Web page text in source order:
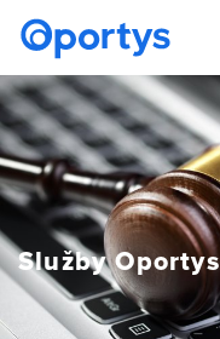
Služby Oportys